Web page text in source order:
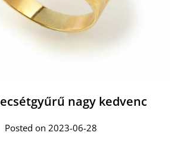
nagy kedvenc
Posted on 2023-06-28